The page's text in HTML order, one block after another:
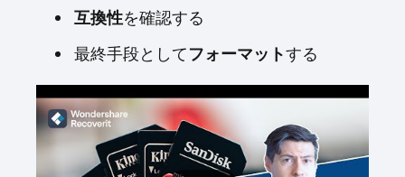
互換性を確認する
最終手段としてフォーマットする